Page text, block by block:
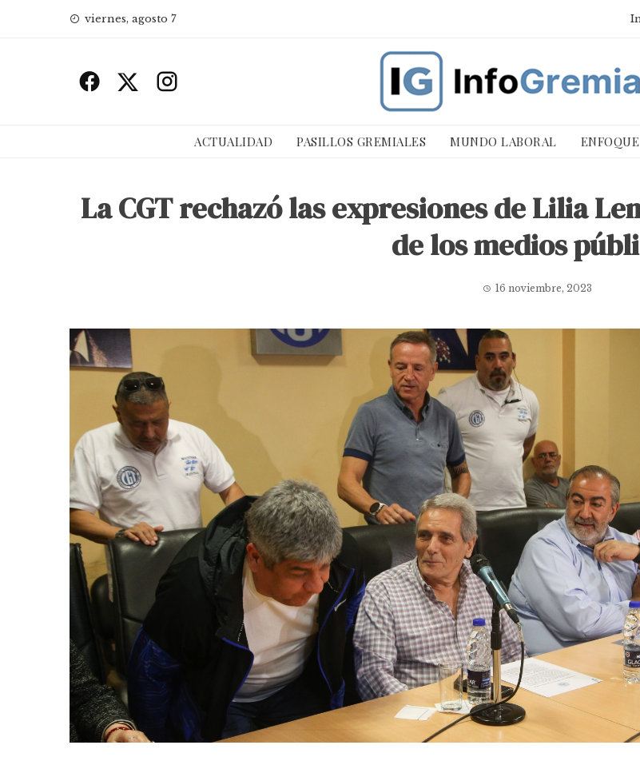
viernes, agosto 7
ACTUALIDAD PASILLOS GREMIALES MUNDO LABORAL ENFOQUE
La CGT rechazó las expresiones de Lilia
de los medios
16 noviembre, 2023